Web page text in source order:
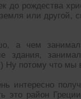
до рождества
или другой,
а чем
здания,
Ну потому что мы
интересно
это район